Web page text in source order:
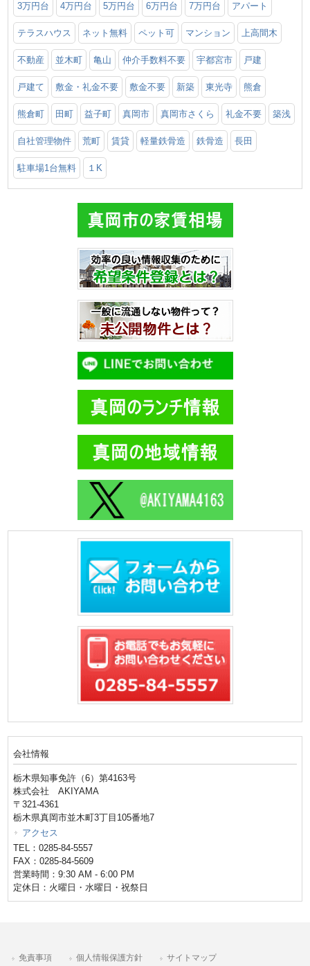
3万円台 4万円台 5万円台 6万円台 7万円台 アパート
テラスハウス ネット無料 ペット可 マンション 上高間木
不動産 並木町 亀山 仲介手数料不要 宇都宮市 戸建
戸建て 敷金・礼金不要 敷金不要 新築 東光寺 熊倉
熊倉町 田町 益子町 真岡市 真岡市さくら 礼金不要 築浅
自社管理物件 荒町 賃貸 軽量鉄骨造 鉄骨造 長田
駐車場1台無料 １K
会社情報
栃木県知事免許（6）第4163号
株式会社 AKIYAMA
〒321-4361
栃木県真岡市並木町3丁目105番地7
アクセス
TEL：0285-84-5557
FAX：0285-84-5609
営業時間：9:30 AM - 6:00 PM
定休日：火曜日・水曜日・祝祭日
免責事項 個人情報保護方針 サイトマップ